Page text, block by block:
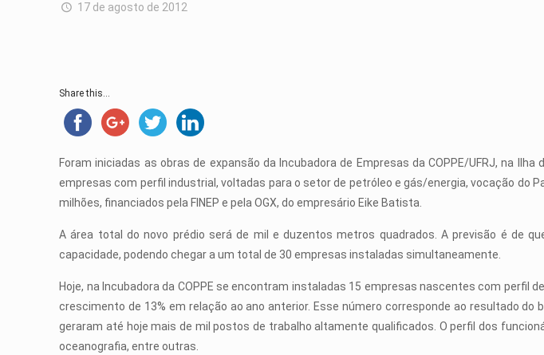
17 de agosto de 2012
Share this...
Foram iniciadas as obras de expansão da Incubadora de Empresas da COPPE/UFRJ, na
empresas com perfil industrial, voltadas para o setor de petróleo e gás/energia, vocação do
milhões, financiados pela FINEP e pela OGX, do empresário Eike Batista.
A área total do novo prédio será de mil e duzentos metros quadrados. A previsão é de
capacidade, podendo chegar a um total de 30 empresas instaladas simultaneamente.
Hoje, na Incubadora da COPPE se encontram instaladas 15 empresas nascentes com
crescimento de 13% em relação ao ano anterior. Esse número corresponde ao resultado
geraram até hoje mais de mil postos de trabalho altamente qualificados. O perfil dos
oceanografia, entre outras.